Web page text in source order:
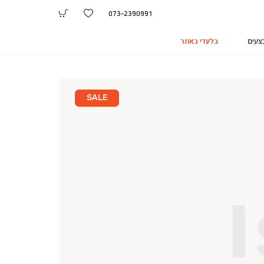
073-2390991
בלעדי באתר
SALE